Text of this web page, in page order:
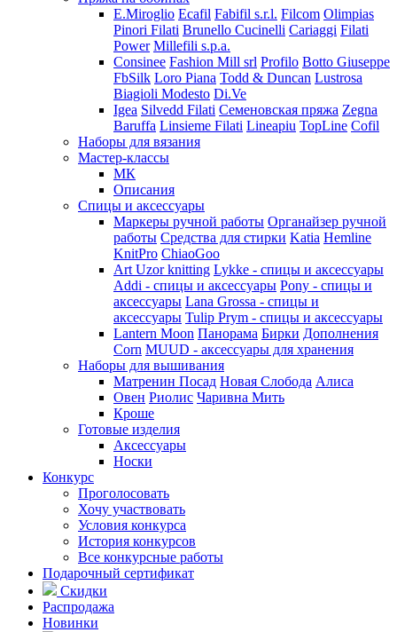
E.Miroglio Ecafil Fabifil s.r.l. Filcom Olimpias
Pinori Filati Brunello Cucinelli Cariaggi Filati
Power Millefili s.p.a.
Consinee Fashion Mill srl Profilo Botto Giuseppe
FbSilk Loro Piana Todd & Duncan Lustrosa
Biagioli Modesto Di.Ve
Igea Silvedd Filati Семеновская пряжа Zegna
Baruffa Linsieme Filati Lineapiu TopLine Cofil
Наборы для вязания
Мастер-классы
МК
Описания
Спицы и аксессуары
Маркеры ручной работы Органайзер ручной
работы Средства для стирки Katia Hemline
KnitPro ChiaoGoo
Art Uzor knitting Lykke - спицы и аксессуары
Addi - спицы и аксессуары Pony - спицы и
аксессуары Lana Grossa - спицы и
аксессуары Tulip Prym - спицы и аксессуары
Lantern Moon Панорама Бирки Дополнения
Corn MUUD - аксессуары для хранения
Наборы для вышивания
Матренин Посад Новая Слобода Алиса
Овен Риолис Чаривна Мить
Кроше
Готовые изделия
Аксессуары
Носки
Конкурс
Проголосовать
Хочу участвовать
Условия конкурса
История конкурсов
Все конкурсные работы
Подарочный сертификат
Скидки
Распродажа
Новинки